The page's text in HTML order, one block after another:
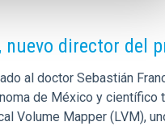
director del
al doctor Sebastián
de México y científico
Volume Mapper (LVM),